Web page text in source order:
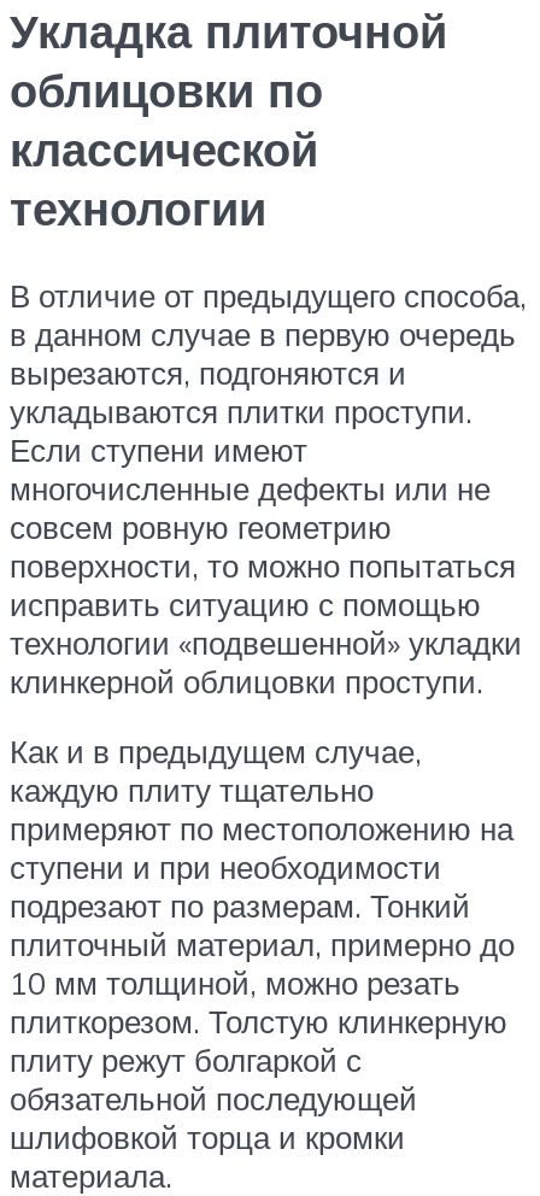
Укладка плиточной
облицовки по
классической
технологии
В отличие от предыдущего способа,
в данном случае в первую очередь
вырезаются, подгоняются и
укладываются плитки проступи.
Если ступени имеют
многочисленные дефекты или не
совсем ровную геометрию
поверхности, то можно попытаться
исправить ситуацию с помощью
технологии «подвешенной» укладки
клинкерной облицовки проступи.
Как и в предыдущем случае,
каждую плиту тщательно
примеряют по местоположению на
ступени и при необходимости
подрезают по размерам. Тонкий
плиточный материал, примерно до
10 мм толщиной, можно резать
плиткорезом. Толстую клинкерную
плиту режут болгаркой с
обязательной последующей
шлифовкой торца и кромки
материала.